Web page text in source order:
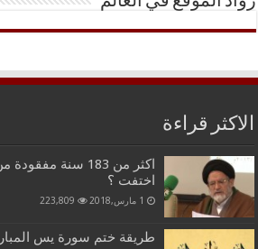
الاكثر قراءة
اكثر من 183 سنة
اختفت ؟
1 مارس,2018 223,809
طريقة ختم سورة يس